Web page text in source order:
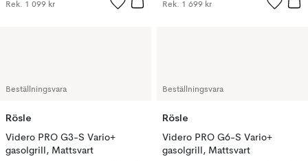
Rek. 1 099 kr Rek. 1 699 kr
Beställningsvara
Rösle
Videro PRO G3-S Vario+
gasolgrill, Mattsvart
Beställningsvara
Rösle
Videro PRO G6-S Vario+
gasolgrill, Mattsvart